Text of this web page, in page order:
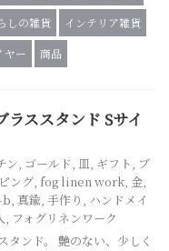
しの雑貨
インテリア雑貨
ヤー
商品
ススタンド Sサイ
ン, ゴールド, 皿, ギフト, ブ
ング, fog linen work, 金,
b, 真鍮, 手作り , ハンドメイ
, フォグリネンワーク
タンド。 艶のない、少しく